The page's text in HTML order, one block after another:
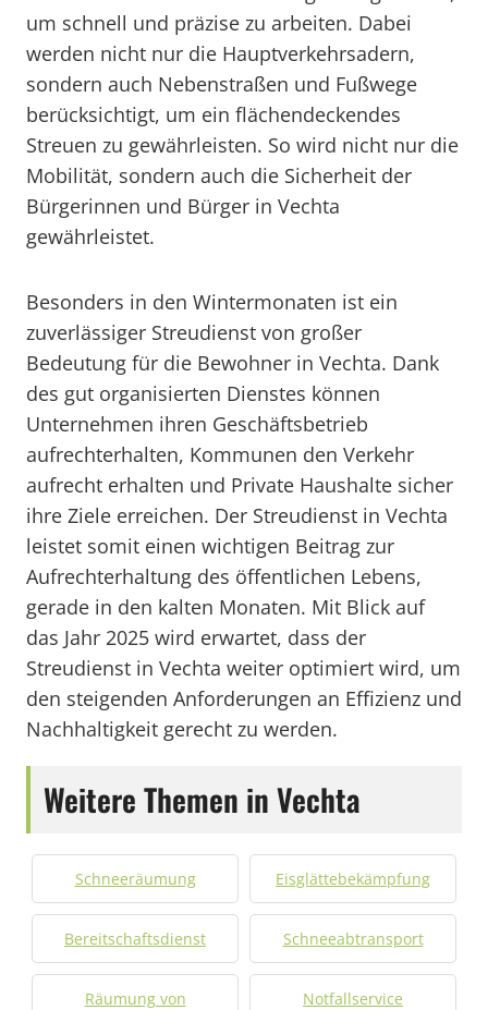
um schnell und präzise zu arbeiten. Dabei
werden nicht nur die Hauptverkehrsadern,
sondern auch Nebenstraßen und Fußwege
berücksichtigt, um ein flächendeckendes
Streuen zu gewährleisten. So wird nicht nur die
Mobilität, sondern auch die Sicherheit der
Bürgerinnen und Bürger in Vechta
gewährleistet.
Besonders in den Wintermonaten ist ein
zuverlässiger Streudienst von großer
Bedeutung für die Bewohner in Vechta. Dank
des gut organisierten Dienstes können
Unternehmen ihren Geschäftsbetrieb
aufrechterhalten, Kommunen den Verkehr
aufrecht erhalten und Private Haushalte sicher
ihre Ziele erreichen. Der Streudienst in Vechta
leistet somit einen wichtigen Beitrag zur
Aufrechterhaltung des öffentlichen Lebens,
gerade in den kalten Monaten. Mit Blick auf
das Jahr 2025 wird erwartet, dass der
Streudienst in Vechta weiter optimiert wird, um
den steigenden Anforderungen an Effizienz und
Nachhaltigkeit gerecht zu werden.
Weitere Themen in Vechta
Schneeräumung Eisglättebekämpfung
Bereitschaftsdienst Schneeabtransport
Räumung von
Notfallservice